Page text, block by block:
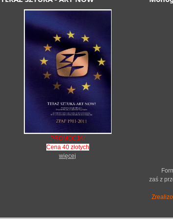
PROMOCJA!
Cena 40 złotych
więcej
zaś z